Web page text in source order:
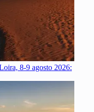
8-9 agosto 2026: